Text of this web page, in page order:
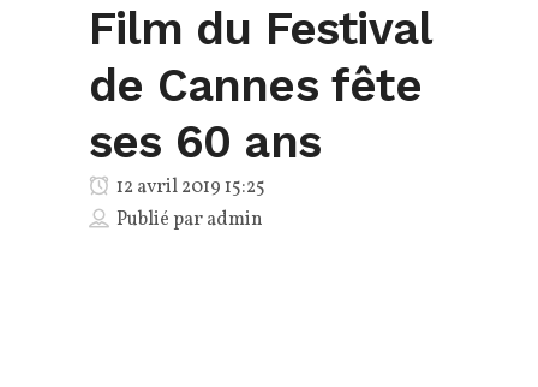
Film du Festival
de Cannes fête
ses 60 ans
12 avril 2019 15:25
Publié paradmin